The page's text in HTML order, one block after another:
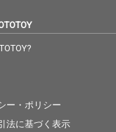
ー・ポリシー
法に基づく表示